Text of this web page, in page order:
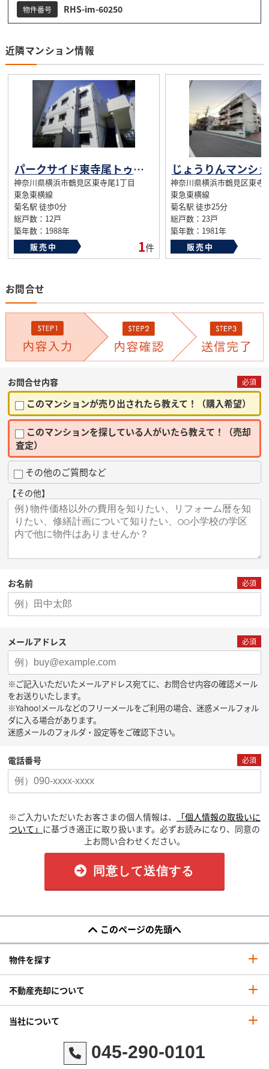
物件番号 RHS-im-60250
近隣マンション情報
パークサイド東寺尾トゥインクス
神奈川県横浜市鶴見区東寺尾1丁目
東急東横線
菊名駅 徒歩0分
総戸数：12戸
築年数：1988年
販売中
1件
じょうりんマンシ
神奈川県横浜市鶴見区東寺
東急東横線
菊名駅 徒歩25分
総戸数：23戸
築年数：1981年
販売中
お問合せ
お問合せ内容 必須
このマンションが売り出されたら教えて！（購入希望）
このマンションを探している人がいたら教えて！（売却
査定）
その他のご質問など
【その他】
お名前 必須
メールアドレス 必須
※ご記入いただいたメールアドレス宛てに、お問合せ内容の確認メール
をお送りいたします。
※Yahoo!メールなどのフリーメールをご利用の場合、迷惑メールフォル
ダに入る場合があります。
迷惑メールのフォルダ・設定等をご確認下さい。
電話番号 必須
※ご入力いただいたお客さまの個人情報は、
「個人情報の取扱いに
ついて」 に基づき適正に取り扱います。必ずお読みになり、同意の
上お問い合わせください。
同意して送信する
このページの先頭へ
物件を探す
不動産売却について
当社について
045-290-0101